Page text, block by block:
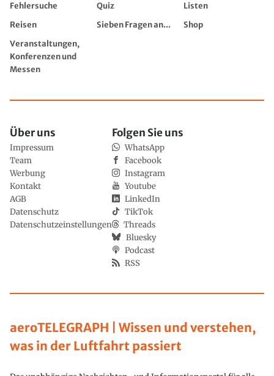
Fehlersuche
Quiz
Listen
Reisen
Sieben Fragen an...
Shop
Veranstaltungen,
Konferenzen und
Messen
aeroTELEGRAPH | Wissen und verstehen,
was in der Luftfahrt passiert
Über uns
Impressum
Team
Werbung
Kontakt
AGB
Datenschutz
Datenschutzeinstellungen
Folgen Sie uns
WhatsApp
Facebook
Instagram
Youtube
LinkedIn
TikTok
Threads
Bluesky
Podcast
RSS